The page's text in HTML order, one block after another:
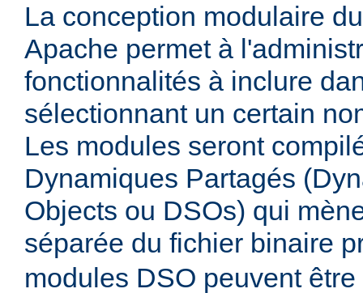
La conception modulaire
Apache permet à
fonctionnalités à inclure
sélectionnant un certain
Les modules seront
Dynamiques Partagés
Objects ou DSOs) qui
séparée du fichier binaire
modules DSO peuvent